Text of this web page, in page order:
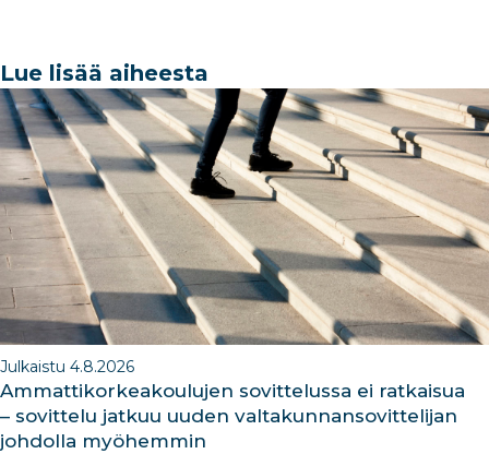
e
b
o
o
k
e
dI
n
e
ra
m
dI
n
Lue lisää aiheesta
Julkaistu 4.8.2026
Ammattikorkeakoulujen sovittelussa ei ratkaisua
– sovittelu jatkuu uuden valtakunnansovittelijan
johdolla myöhemmin